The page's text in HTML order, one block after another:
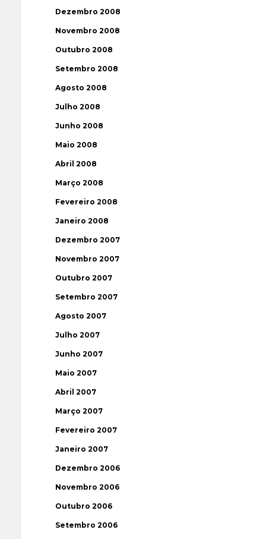
Dezembro 2008
Novembro 2008
Outubro 2008
Setembro 2008
Agosto 2008
Julho 2008
Junho 2008
Maio 2008
Abril 2008
Março 2008
Fevereiro 2008
Janeiro 2008
Dezembro 2007
Novembro 2007
Outubro 2007
Setembro 2007
Agosto 2007
Julho 2007
Junho 2007
Maio 2007
Abril 2007
Março 2007
Fevereiro 2007
Janeiro 2007
Dezembro 2006
Novembro 2006
Outubro 2006
Setembro 2006